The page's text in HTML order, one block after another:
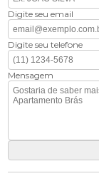
Digite seu email
Digite seu telefone
Mensagem